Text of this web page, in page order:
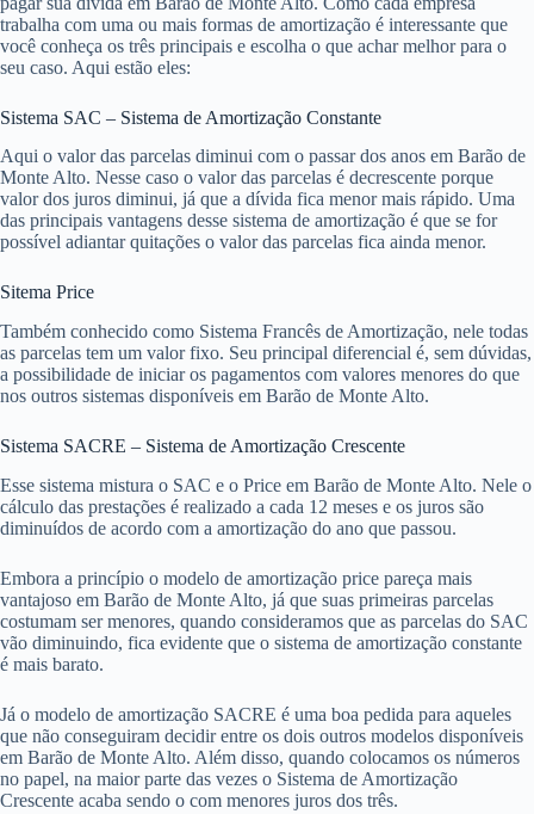
trabalha com uma ou mais formas de amortização é interessante que
você conheça os três principais e escolha o que achar melhor para o
seu caso. Aqui estão eles:
Sistema SAC – Sistema de Amortização Constante
Aqui o valor das parcelas diminui com o passar dos anos em Barão de
Monte Alto. Nesse caso o valor das parcelas é decrescente porque
valor dos juros diminui, já que a dívida fica menor mais rápido. Uma
das principais vantagens desse sistema de amortização é que se for
possível adiantar quitações o valor das parcelas fica ainda menor.
Sitema Price
Também conhecido como Sistema Francês de Amortização, nele todas
as parcelas tem um valor fixo. Seu principal diferencial é, sem dúvidas,
a possibilidade de iniciar os pagamentos com valores menores do que
nos outros sistemas disponíveis em Barão de Monte Alto.
Sistema SACRE – Sistema de Amortização Crescente
Esse sistema mistura o SAC e o Price em Barão de Monte Alto. Nele o
cálculo das prestações é realizado a cada 12 meses e os juros são
diminuídos de acordo com a amortização do ano que passou.
Embora a princípio o modelo de amortização price pareça mais
vantajoso em Barão de Monte Alto, já que suas primeiras parcelas
costumam ser menores, quando consideramos que as parcelas do SAC
vão diminuindo, fica evidente que o sistema de amortização constante
é mais barato.
Já o modelo de amortização SACRE é uma boa pedida para aqueles
que não conseguiram decidir entre os dois outros modelos disponíveis
em Barão de Monte Alto. Além disso, quando colocamos os números
no papel, na maior parte das vezes o Sistema de Amortização
Crescente acaba sendo o com menores juros dos três.